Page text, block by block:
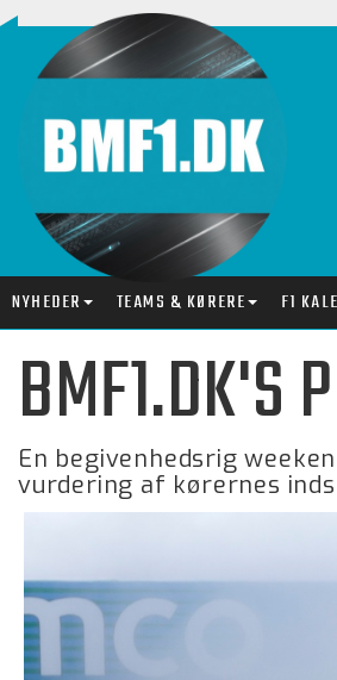
NYHEDER TEAMS & KØRERE F1
BMF1.DK'S
En begivenhedsrig
vurdering af kørernes